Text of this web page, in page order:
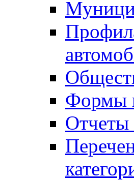
Формы
Отчеты